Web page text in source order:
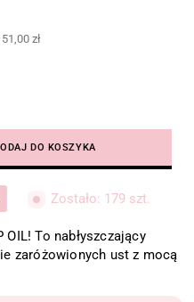
51,00 zł
DO KOSZYKA
Zostało: 179 szt.
To nabłyszczający
zaróżowionych ust z mocą